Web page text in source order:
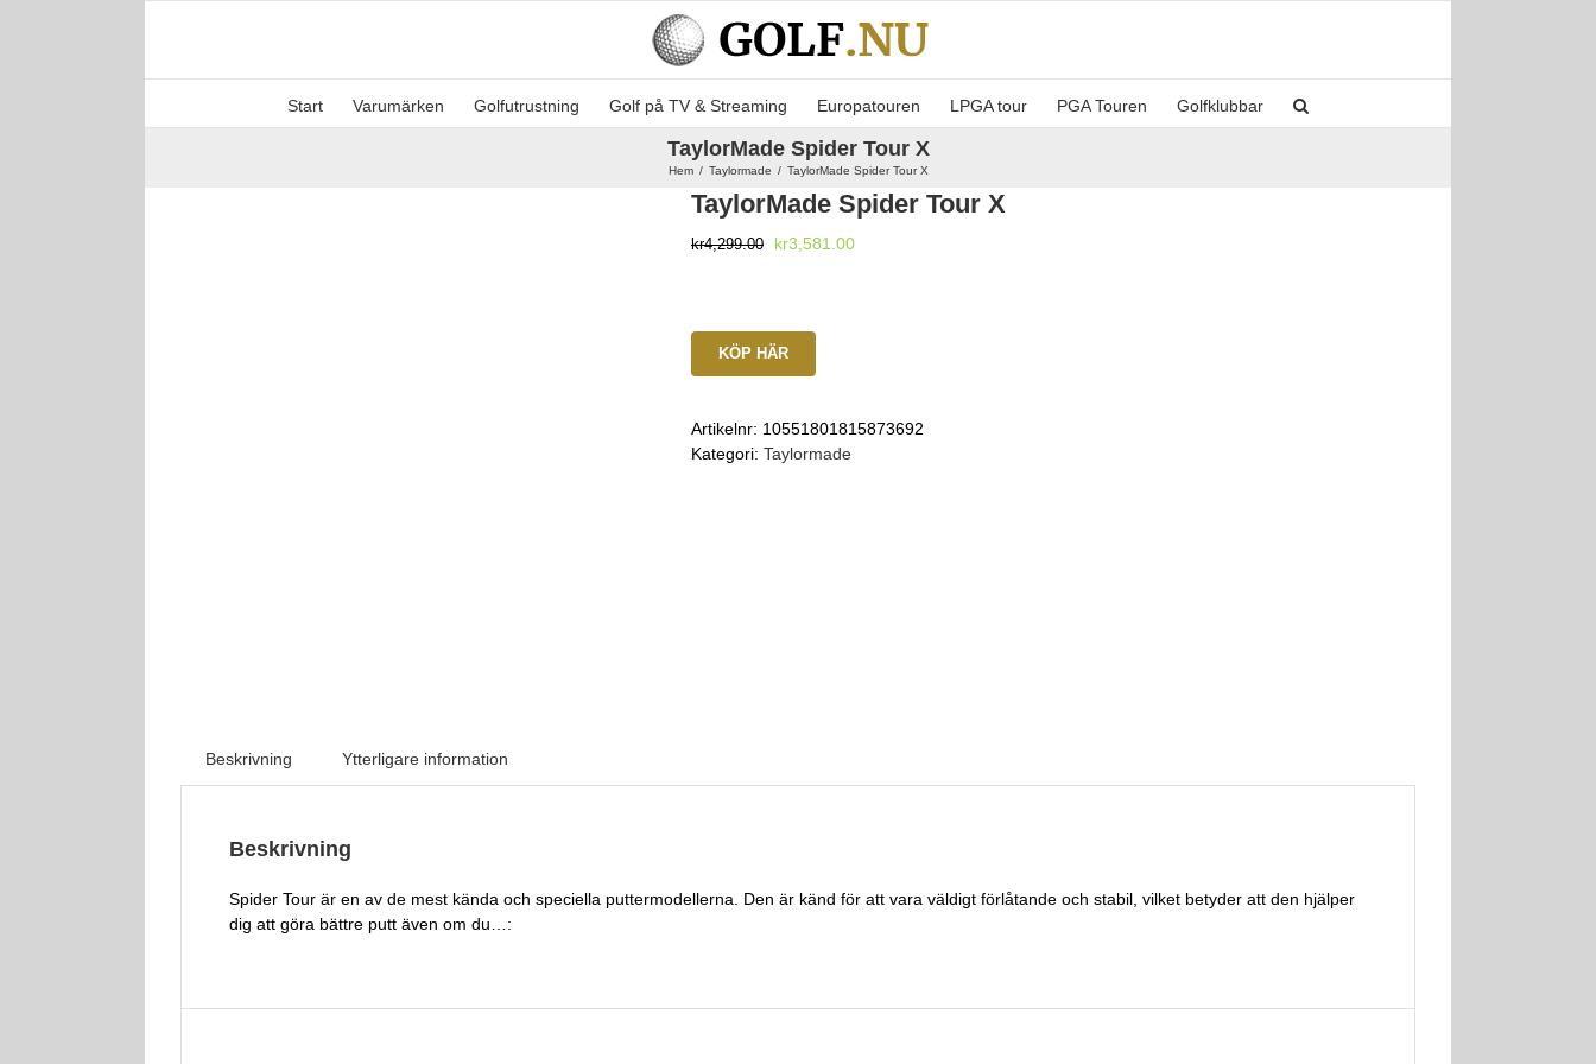
Start Varumärken Golfutrustning Golf på TV & Streaming Europatouren LPGA tour PGA Touren Golfklubbar
TaylorMade Spider Tour X
Hem Taylormade TaylorMade Spider Tour X
TaylorMade Spider Tour X
kr4,299.00
Det
kr4,299.00.
kr3,581.00Det
KÖP HÄR
Artikelnr: 10551801815873692
Kategori: Taylormade
Beskrivning Ytterligare information
Beskrivning
Spider Tour är en av de mest kända och speciella puttermodellerna. Den är känd för att vara väldigt förlåtande och stabil, vilket betyder att den hjälper
dig att göra bättre putt även om du…: